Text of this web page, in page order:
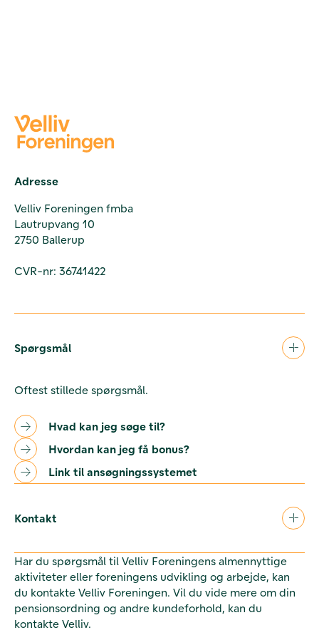
Adresse
Velliv Foreningen fmba
Lautrupvang 10
2750 Ballerup
CVR-nr: 36741422
Spørgsmål
Oftest stillede spørgsmål.
Hvad kan jeg søge til?
Hvordan kan jeg få bonus?
Link til ansøgningssystemet
Kontakt
Har du spørgsmål til Velliv Foreningens almennyttige
aktiviteter eller foreningens udvikling og arbejde, kan
du kontakte Velliv Foreningen. Vil du vide mere om din
pensionsordning og andre kundeforhold, kan du
kontakte Velliv.